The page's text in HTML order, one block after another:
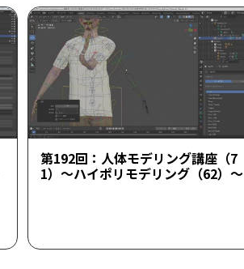
第192回：人体モデリング講座（7
1）～ハイポリモデリング（62）～